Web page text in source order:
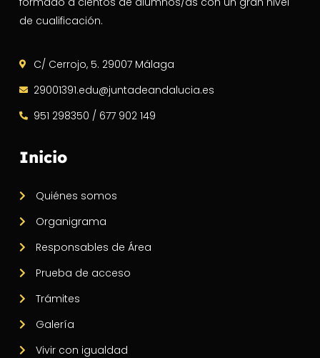
de cualificación.
C/ Cerrojo, 5. 29007 Málaga
29001391.edu@juntadeandalucia.es
951 298350 / 677 902 149
Inicio
Quiénes somos
Organigrama
Responsables de Área
Prueba de acceso
Trámites
Galería
Vivir con igualdad